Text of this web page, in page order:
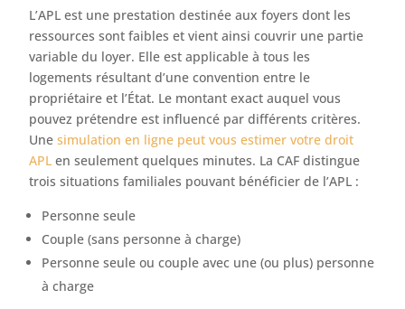
L’APL est une prestation destinée aux foyers dont les
ressources sont faibles et vient ainsi couvrir une partie
variable du loyer. Elle est applicable à tous les
logements résultant d’une convention entre le
propriétaire et l’État. Le montant exact auquel vous
pouvez prétendre est influencé par différents critères.
Unesimulation en ligne peut vous estimer votre droit
APL en seulement quelques minutes. La CAF distingue
trois situations familiales pouvant bénéficier de l’APL :
Personne seule
Couple (sans personne à charge)
Personne seule ou couple avec une (ou plus) personne
à charge